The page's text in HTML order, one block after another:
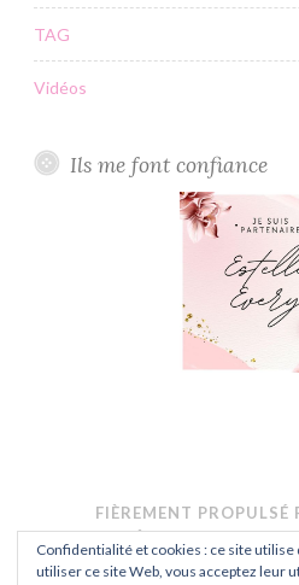
TAG
Vidéos
Ils me font confiance
FIÈREMENT PROPULSÉ
THÈME : BUTTON
Confidentialité et cookies : ce site utilise
utiliser ce site Web, vous acceptez leur